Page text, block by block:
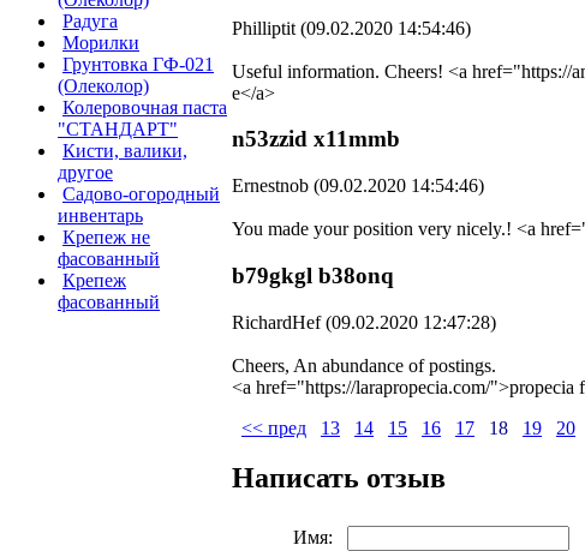
Радуга
Морилки
Грунтовка ГФ-021
(Олеколор)
Колеровочная паста
"СТАНДАРТ"
Кисти, валики,
другое
Садово-огородный
инвентарь
Крепеж не
фасованный
Крепеж
фасованный
Philliptit (09.02.2020 14:54:46)
Useful information. Cheers! <a
e</a>
n53zzid x11mmb
Ernestnob (09.02.2020 14:54:46)
You made your position very nicely.! <a
b79gkgl b38onq
RichardHef (09.02.2020 12:47:28)
Cheers, An abundance of postings.
<a href="https://larapropecia.com/">propecia
<< пред
13 14 15 16 17 18 19 20
Написать отзыв
Имя: